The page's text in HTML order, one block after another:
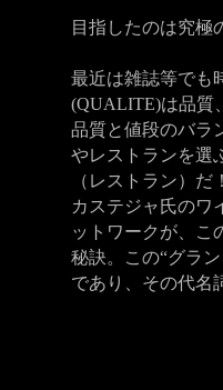
目指したのは究極
最近は雑誌等でも
(QUALITE)は品質
品質と値段のバラ
やレストランを選
（レストラン）
カステジャ氏のワ
ットワークが、こ
秘訣。この“グラ
であり、その代名